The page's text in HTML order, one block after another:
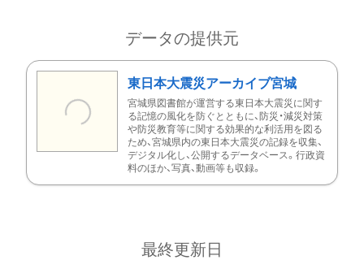
データの提供元
東日本大震災アーカイブ宮城
宮城県図書館が運営する東日本大震災に関す
る記憶の風化を防ぐとともに、防災・減災対策
や防災教育等に関する効果的な利活用を図る
ため、宮城県内の東日本大震災の記録を収集、
デジタル化し、公開するデータベース。行政資
料のほか、写真、動画等も収録。
最終更新日